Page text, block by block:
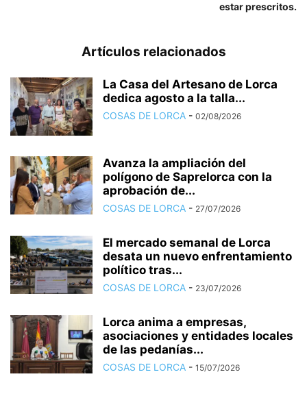
estar prescritos.
Artículos relacionados
La Casa del Artesano de Lorca
dedica agosto a la talla...
COSAS DE LORCA - 02/08/2026
Avanza la ampliación del
polígono de Saprelorca con la
aprobación de...
COSAS DE LORCA - 27/07/2026
El mercado semanal de Lorca
desata un nuevo enfrentamiento
político tras...
COSAS DE LORCA - 23/07/2026
Lorca anima a empresas,
asociaciones y entidades locales
de las pedanías...
COSAS DE LORCA - 15/07/2026